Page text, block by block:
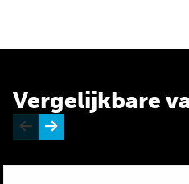
Vergelijkbare